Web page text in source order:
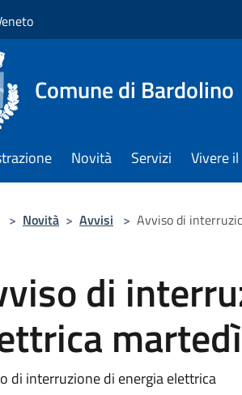
Comune di Bardolino
Novità Servizi Vivere
> Novità > Avvisi > Avviso di
di
di interruzione di energia elettrica